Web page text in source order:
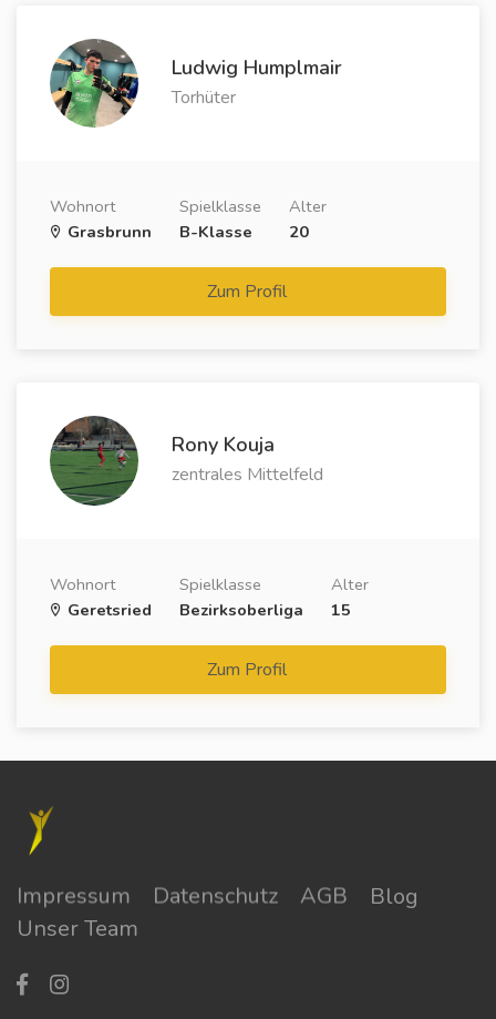
Ludwig Humplmair
Torhüter
Wohnort
Grasbrunn
Spielklasse
B-Klasse
Alter
20
Zum Profil
Rony Kouja
zentrales Mittelfeld
Wohnort
Geretsried
Spielklasse
Bezirksoberliga
Alter
15
Zum Profil
Impressum Datenschutz AGB
Blog
Unser Team